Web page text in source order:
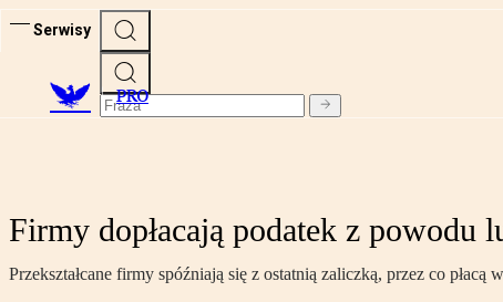
Serwisy
PRO
Firmy dopłacają podatek z powodu
Przekształcane firmy spóźniają się z ostatnią zaliczką, przez co płacą